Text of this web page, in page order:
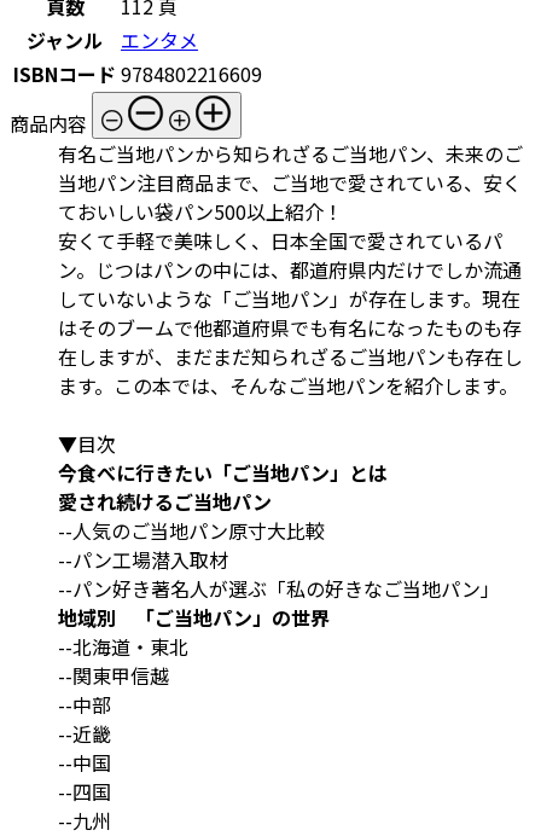
ジャンル
エンタメ
ISBNコード 9784802216609
商品内容
有名ご当地パンから知られざるご当地パン、未来のご
当地パン注目商品まで、ご当地で愛されている、安く
ておいしい袋パン500以上紹介！
安くて手軽で美味しく、日本全国で愛されているパ
ン。じつはパンの中には、都道府県内だけでしか流通
していないような「ご当地パン」が存在します。現在
はそのブームで他都道府県でも有名になったものも存
在しますが、まだまだ知られざるご当地パンも存在し
ます。この本では、そんなご当地パンを紹介します。
▼目次
今食べに行きたい「ご当地パン」とは
愛され続けるご当地パン
--人気のご当地パン原寸大比較
--パン工場潜入取材
--パン好き著名人が選ぶ「私の好きなご当地パン」
地域別 「ご当地パン」の世界
--北海道・東北
--関東甲信越
--中部
--近畿
--中国
--四国
--九州